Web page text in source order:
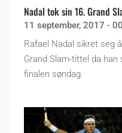
Nadal tok sin 16. Grand
11 september, 2017 -
Rafael Nadal sikret seg
Grand Slam-tittel da han
finalen søndag.